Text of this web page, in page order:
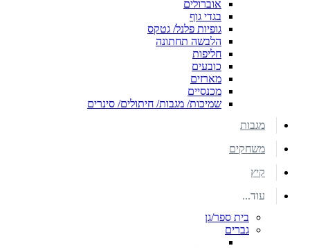
אוברולים
בגדי גוף
גופיות פלנל/ גטקס
הלבשה תחתונה
חליפות
כובעים
מארזים
מכנסיים
שמיכות/ מגבות/ חיתולים/ סינרים
מגבות
משחקים
קיץ
עוד...
בית ספר/גן
גברים